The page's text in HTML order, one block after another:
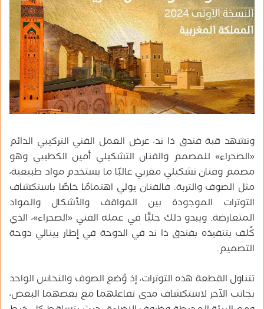
وتشهد قبة فندق ذا ند، عرض العمل الفني التركيبي الدائم
«الصحراء» للمصمم والفنان التشكيلي أمين الكطيبي وهو
مصمم وفنان تشكيلي مغربي غالبًا ما يستخدم مواد طبيعية،
مثل الصوف والتربة. فالفنان يولي اهتمامًا خاصًا باستكشاف
التوترات الموجودة بين المواقف والأشكال والمواد
المتعارضة. ويبدو ذلك جليًّا في عمله الفني «الصحراء»، الذي
كُلف بتنفيذه بفندق ذا ند في الدوحة في إطار بينالي دوحة
التصميم.
تتناول القطعة هذه التوترات، إذ وُضع الصوف والنحاس الواحد
بجانب الآخر لاستكشاف مدى تفاعلهما مع بعضهما البعض،